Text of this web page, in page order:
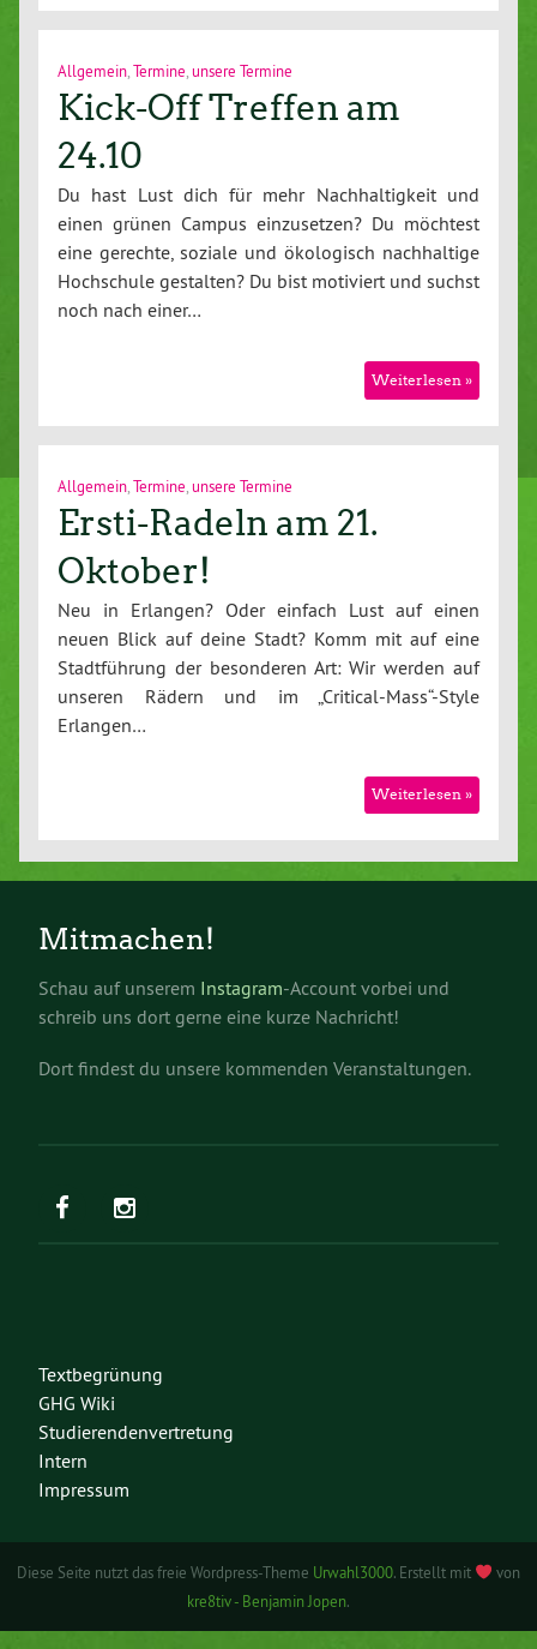
Allgemein,Termine,unsere Termine
Kick-Off Treffen am
24.10
Du hast Lust dich für mehr Nachhaltigkeit und
einen grünen Campus einzusetzen? Du möchtest
eine gerechte, soziale und ökologisch nachhaltige
Hochschule gestalten? Du bist motiviert und suchst
noch nach einer…
Weiterlesen »
Allgemein Termine unsere Termine
Ersti-Radeln am 21.
Oktober!
Neu in Erlangen? Oder einfach Lust auf einen
neuen Blick auf deine Stadt? Komm mit auf eine
Stadtführung der besonderen Art: Wir werden auf
unseren Rädern und im „Critical-Mass“-Style
Erlangen…
Weiterlesen »
Mitmachen!
Schau auf unserem Instagram-Account vorbei und
schreib uns dort gerne eine kurze Nachricht!
Dort findest du unsere kommenden Veranstaltungen.
Textbegrünung
GHG Wiki
Studierendenvertretung
Intern
Impressum
Diese Seite nutzt das freie Wordpress-Theme Urwahl3000. Erstellt mit
von
kre8tiv - Benjamin Jopen.